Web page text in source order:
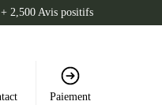
+ 2,500 Avis positifs
Paiement